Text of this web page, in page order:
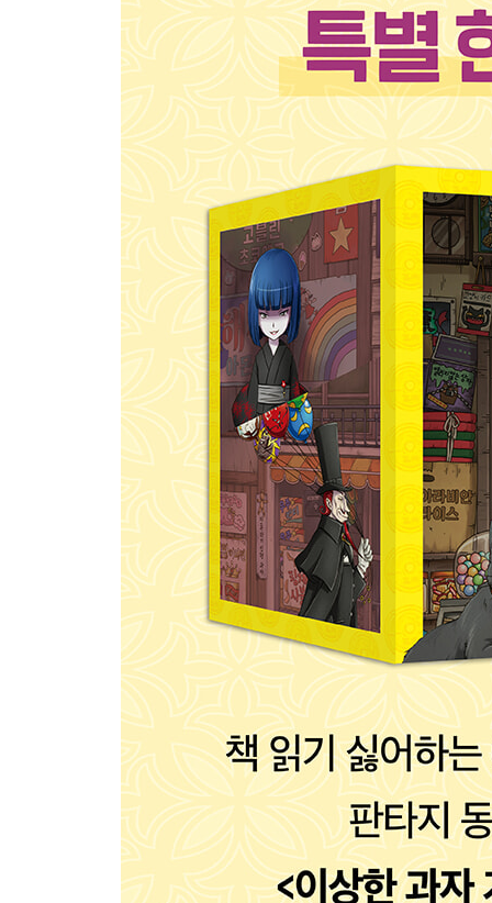
프롤로그 ………… 7
족집게 통조림과 꾀떡 ………… 11
늑대 만주 ………… 35
수면 저금통과 불면 전병 ………… 65
고블린 초코 에그 ………… 87
충치 콩과자 ………… 119
무지개 물엿 ………… 137
에필로그 ………… 163
- 5권 목차 -
프롤로그 ………… 7
신제품 배지 ………… 13
숙녀 코코아 ………… 33
버추얼 배지 ………… 57
어둠의 남자 ………… 87
꽃미남 마스크 ………… 93
발표왕 주스 ………… 117
에필로그 ………… 145
- 6권 목차 -
프롤로그 ………… 7
비빅맨 모나카 ………… 9
균형 러스크 ………… 29
인내 연필 ………… 53
어둠의 속의 새장 ………… 73
귀요미 젤리 ………… 79
라푼첼 프레첼 ………… 105
돌봄 박쥐 ………… 133
에필로그 ………… 157
- 7권 목차 -
프롤로그 ………… 7